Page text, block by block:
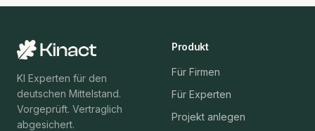
KI Experten für den
deutschen Mittelstand.
Vorgeprüft. Vertraglich
abgesichert.
Produkt
Für Firmen
Für Experten
Projekt anlegen